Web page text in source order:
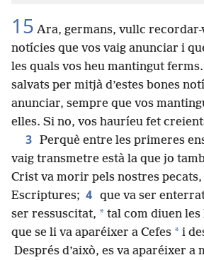
15 Ara, germans, vullc recordar-
notícies que vos vaig anunciar i
les quals vos heu mantingut ferms.
salvats per mitjà d’estes bones
anunciar, sempre que vos
elles. Si no, vos hauríeu fet
3 Perquè entre les primeres
vaig transmetre està la que jo
Crist va morir pels nostres
Escriptures; 4 que va ser
ser ressuscitat, * tal com diuen
que se li va aparéixer a Cefes * i
Després d’això, es va aparéixer a